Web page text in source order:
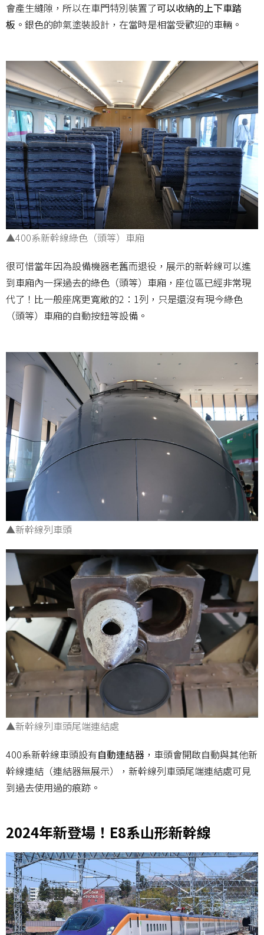
會產生縫隙，所以在車門特別裝置了可以收納的上下車踏
板 。銀色的帥氣塗裝設計，在當時是相當受歡迎的車輛。
▲400系新幹線綠色（頭等）車廂
很可惜當年因為設備機器老舊而退役，展示的新幹線可以進
到車廂內一探過去的綠色（頭等）車廂，座位區已經非常現
代了！比一般座席更寬敞的2：1列，只是還沒有現今綠色
（頭等）車廂的自動按鈕等設備。
▲新幹線列車頭
▲新幹線列車頭尾端連結處
400系新幹線車頭設有自動連結器 ，車頭會開啟自動與其他新
幹線連結（連結器無展示），新幹線列車頭尾端連結處可見
到過去使用過的痕跡。
2024年新登場！E8系山形新幹線